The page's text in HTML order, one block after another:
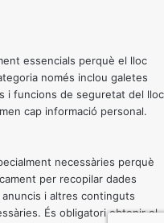
essencials perquè el lloc
només inclou galetes
i funcions de seguretat del lloc
cap informació personal.
necessàries perquè
per recopilar dades
anuncis i altres continguts
És obligatori obtenir el